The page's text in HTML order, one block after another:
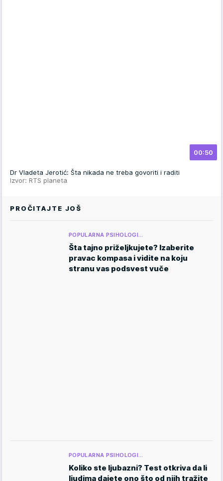
00:50
Dr Vladeta Jerotić: Šta nikada ne treba govoriti i raditi
Izvor: RTS planeta
PROČITAJTE JOŠ
POPULARNA PSIHOLOGI…
Šta tajno priželjkujete? Izaberite
pravac kompasa i vidite na koju
stranu vas podsvest vuče
POPULARNA PSIHOLOGI…
Koliko ste ljubazni? Test otkriva da li
ljudima dajete ono što od njih tražite